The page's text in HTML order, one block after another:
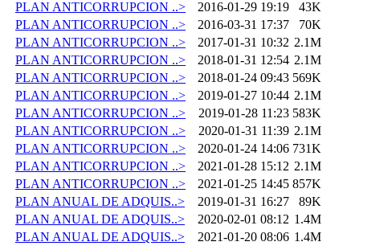
PLAN ANTICORRUPCION ..>
2016-01-29 19:19
43K
PLAN ANTICORRUPCION ..>
2016-03-31 17:37
70K
PLAN ANTICORRUPCION ..>
2017-01-31 10:32 2.1M
PLAN ANTICORRUPCION ..>
2018-01-31 12:54 2.1M
PLAN ANTICORRUPCION ..>
2018-01-24 09:43 569K
PLAN ANTICORRUPCION ..>
2019-01-27 10:44 2.1M
PLAN ANTICORRUPCION ..>
2019-01-28 11:23 583K
PLAN ANTICORRUPCION ..>
2020-01-31 11:39 2.1M
PLAN ANTICORRUPCION ..>
2020-01-24 14:06 731K
PLAN ANTICORRUPCION ..>
2021-01-28 15:12 2.1M
PLAN ANTICORRUPCION ..>
2021-01-25 14:45 857K
PLAN ANUAL DE ADQUIS..>
2019-01-31 16:27
89K
PLAN ANUAL DE ADQUIS..>
2020-02-01 08:12 1.4M
PLAN ANUAL DE ADQUIS..>
2021-01-20 08:06 1.4M